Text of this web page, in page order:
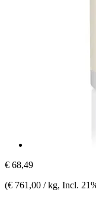
€ 68,49
(€ 761,00 / kg, Incl.